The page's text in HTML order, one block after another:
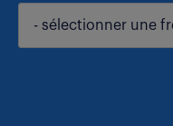
- sélectionner une